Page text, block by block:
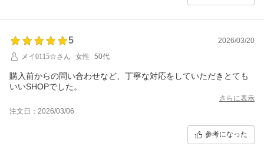
5
2026/03/20
メイ0115☆さん
女性 50代
購入前からの問い合わせなど、丁寧な対応をしていただきとても
いいSHOPでした。
さらに表示
注文日：2026/03/06
参考になった